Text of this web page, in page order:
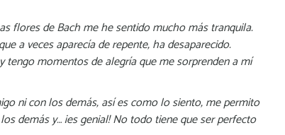
flores de Bach me he sentido mucho más tranquila.
a veces aparecía de repente, ha desaparecido.
tengo momentos de alegría que me sorprenden a mí
ni con los demás, así es como lo siento, me permito
demás y… ¡es genial! No todo tiene que ser perfecto